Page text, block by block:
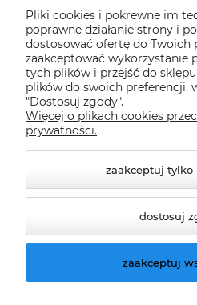
Informacje
O nas
Nasze sklepy Allegro
© 2026 climatools.pl.
Pliki cookies i pokrewne im
poprawne działanie strony i
dostosować ofertę do Twoich
zaakceptować wykorzystanie
tych plików i przejść do
plików do swoich preferencji,
"Dostosuj zgody".
Więcej o plikach cookies
prywatności.
zaakceptuj tylko
dostosuj
zaakceptuj